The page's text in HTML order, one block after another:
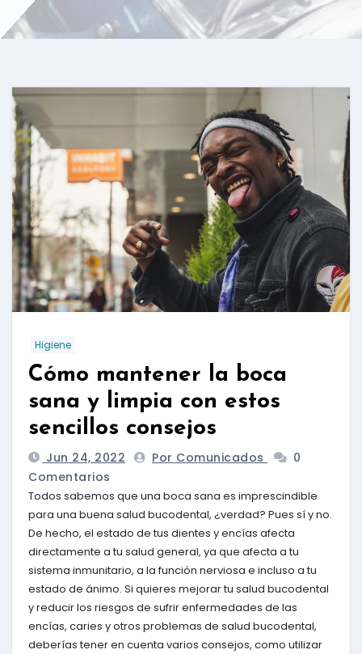
Higiene
Cómo mantener la boca
sana y limpia con estos
sencillos consejos
Jun 24, 2022 Por Comunicados
0
Comentarios
Todos sabemos que una boca sana es imprescindible
para una buena salud bucodental, ¿verdad? Pues sí y no.
De hecho, el estado de tus dientes y encías afecta
directamente a tu salud general, ya que afecta a tu
sistema inmunitario, a la función nerviosa e incluso a tu
estado de ánimo. Si quieres mejorar tu salud bucodental
y reducir los riesgos de sufrir enfermedades de las
encías, caries y otros problemas de salud bucodental,
deberías tener en cuenta varios consejos, como utilizar